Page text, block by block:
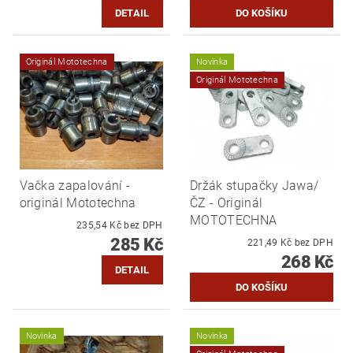
DETAIL
Originál Mototechna
Vačka zapalování -
originál Mototechna
235,54 Kč bez DPH
285 Kč
DETAIL
Novinka
Originál Mototechna
Držák stupačky Jawa/
ČZ - Originál
MOTOTECHNA
221,49 Kč bez DPH
268 Kč
Novinka
Novinka